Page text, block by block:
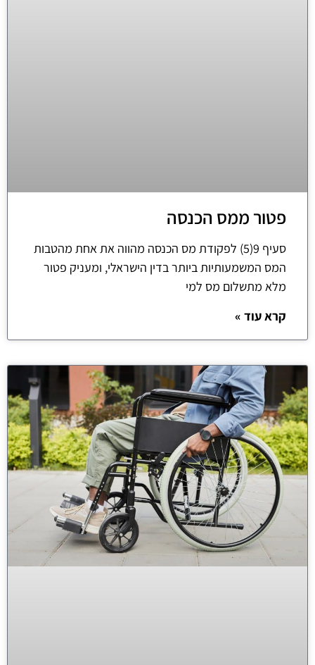
פטור ממס הכנסה
סעיף 9(5) לפקודת מס הכנסה מהווה את אחת מהטבות
המס המשמעותיות ביותר בדין הישראלי, ומעניק פטור
מלא מתשלום מס למי
קרא עוד »